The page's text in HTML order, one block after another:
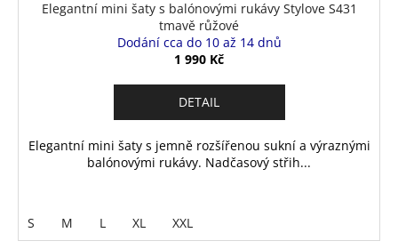
Elegantní mini šaty s balónovými rukávy Stylove S431
tmavě růžové
Dodání cca do 10 až 14 dnů
1 990 Kč
DETAIL
Elegantní mini šaty s jemně rozšířenou sukní a výraznými
balónovými rukávy. Nadčasový střih...
S M L XL XXL